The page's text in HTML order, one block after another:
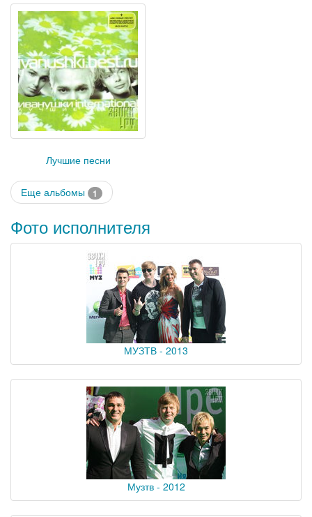
Лучшие песни
Еще альбомы 1
Фото исполнителя
МУЗТВ - 2013
Музтв - 2012